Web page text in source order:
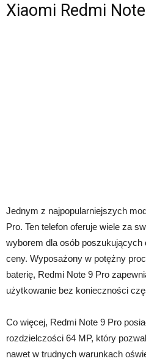
Xiaomi Redmi
Jednym z najpopularniejszych
Pro. Ten telefon oferuje wiele za
wyborem dla osób
ceny. Wyposażony w potężny
baterię, Redmi Note 9 Pro
użytkowanie bez konieczności
Co więcej, Redmi Note 9 Pro
rozdzielczości 64 MP, który
nawet w trudnych warunkach